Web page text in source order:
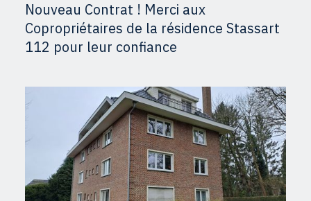
Nouveau Contrat ! Merci aux
Copropriétaires de la résidence Stassart
112 pour leur confiance